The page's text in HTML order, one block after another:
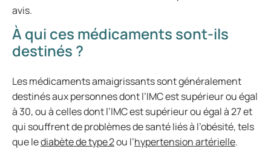
avis.
À qui ces médicaments sont-ils
destinés ?
Les médicaments amaigrissants sont généralement
destinés aux personnes dont l’IMC est supérieur ou égal
à 30, ou à celles dont l’IMC est supérieur ou égal à 27 et
qui souffrent de problèmes de santé liés à l’obésité, tels
que lediabète de type 2ou l’hypertension artérielle.